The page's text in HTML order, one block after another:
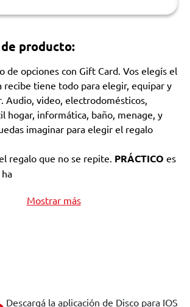
producto:
de opciones con Gift Card. Vos elegís el
recibe tiene todo para elegir, equipar y
Audio, video, electrodomésticos,
hogar, informática, baño, menage, y
imaginar para elegir el regalo
regalo que no se repite. PRÁCTICO es
Mostrar más
Descargá la aplicación de Disco para IOS